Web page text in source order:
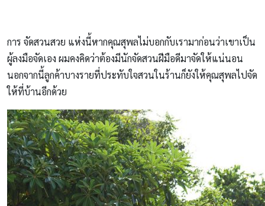
การ จัดสวนสวย แห่งนี้หากคุณสุพลไม่บอกกับเรามาก่อนว่าเขาเป็น
ผู้ลงมือจัดเอง ผมคงคิดว่าต้องมีนักจัดสวนฝีมือดีมาจัดให้แน่นอน
นอกจากนี้ลูกค้าบางรายที่ประทับใจสวนในร้านก็ยังให้คุณสุพลไปจัด
ให้ที่บ้านอีกด้วย